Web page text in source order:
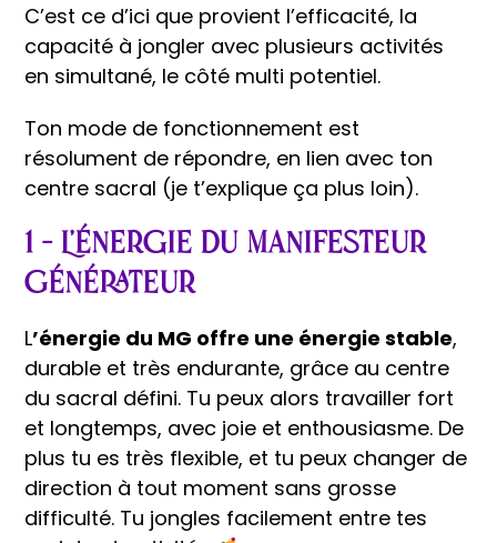
C’est ce d’ici que provient l’efficacité, la
capacité à jongler avec plusieurs activités
en simultané, le côté multi potentiel.
Ton mode de fonctionnement est
résolument de répondre, en lien avec ton
centre sacral (je t’explique ça plus loin).
1 – L’énergie du Manifesteur
Générateur
L’énergie du MG offre une énergie stable,
durable et très endurante, grâce au centre
du sacral défini. Tu peux alors travailler fort
et longtemps, avec joie et enthousiasme. De
plus tu es très flexible, et tu peux changer de
direction à tout moment sans grosse
difficulté. Tu jongles facilement entre tes